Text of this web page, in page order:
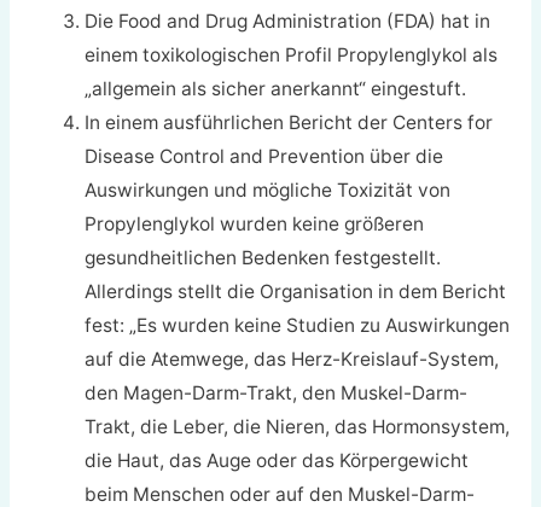
Die Food and Drug Administration (FDA) hat in
einem toxikologischen Profil Propylenglykol als
„allgemein als sicher anerkannt“ eingestuft.
In einem ausführlichen Bericht der Centers for
Disease Control and Prevention über die
Auswirkungen und mögliche Toxizität von
Propylenglykol wurden keine größeren
gesundheitlichen Bedenken festgestellt.
Allerdings stellt die Organisation in dem Bericht
fest: „Es wurden keine Studien zu Auswirkungen
auf die Atemwege, das Herz-Kreislauf-System,
den Magen-Darm-Trakt, den Muskel-Darm-
Trakt, die Leber, die Nieren, das Hormonsystem,
die Haut, das Auge oder das Körpergewicht
beim Menschen oder auf den Muskel-Darm-